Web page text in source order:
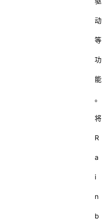
动
等
功
能
。
将
R
a
i
n
b